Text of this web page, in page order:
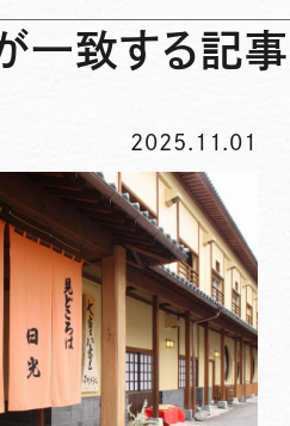
一致する記事
2025.11.01